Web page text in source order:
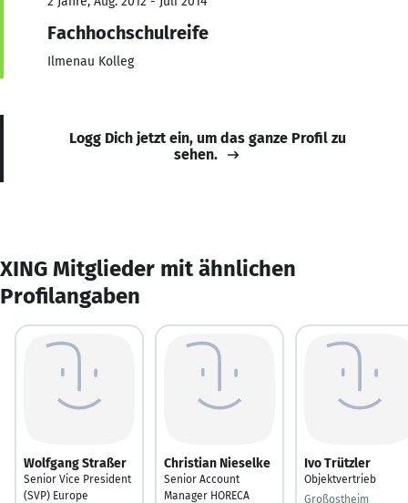
Fachhochschulreife
Ilmenau Kolleg
Logg Dich jetzt ein, um das ganze Profil zu
sehen.
XING Mitglieder mit ähnlichen
Profilangaben
Wolfgang Straßer
Senior Vice President
(SVP) Europe
Christian Nieselke
Senior Account
Manager HORECA
Ivo Trützler
Objektvertrieb
Großostheim